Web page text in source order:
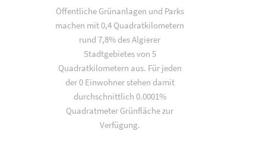
Öffentliche Grünanlagen und Parks
machen mit 0,4 Quadratkilometern
rund 7,8% des Algierer
Stadtgebietes von 5
Quadratkilometern aus. Für jeden
der 0 Einwohner stehen damit
durchschnittlich 0.0001%
Quadratmeter Grünfläche zur
Verfügung.